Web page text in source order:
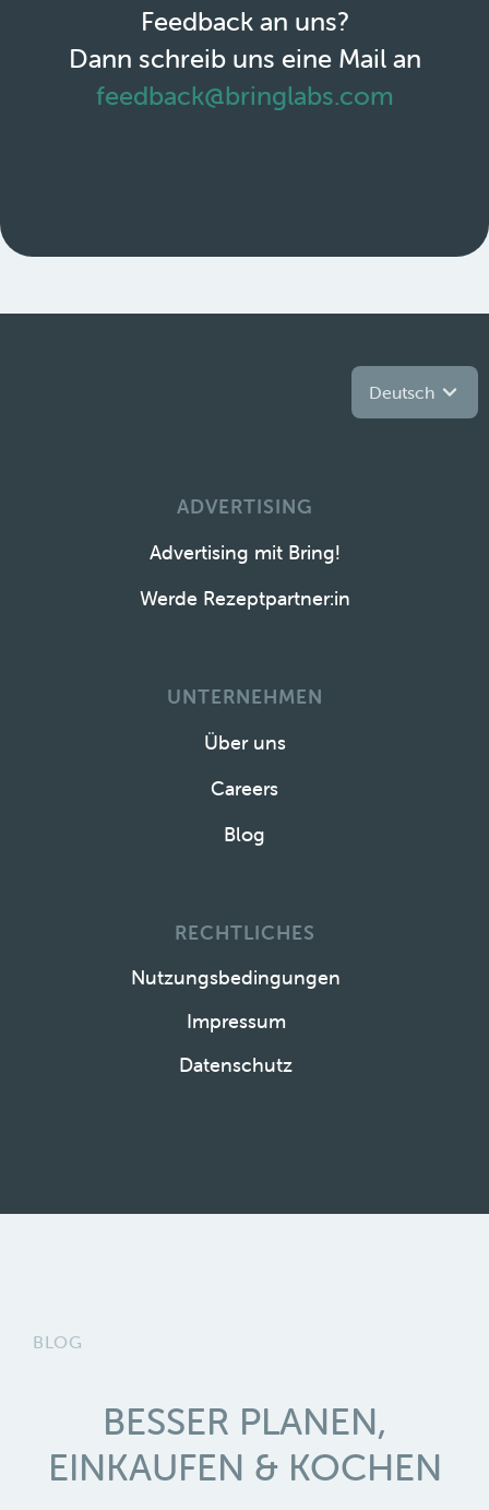
Feedback an uns?
Dann schreib uns eine Mail an
feedback@bringlabs.com
Deutsch
ADVERTISING
Advertising mit Bring!
Werde Rezeptpartner:in
UNTERNEHMEN
Über uns
Careers
Blog
RECHTLICHES
Nutzungsbedingungen
Impressum
Datenschutz
BLOG
BESSER PLANEN,
EINKAUFEN & KOCHEN